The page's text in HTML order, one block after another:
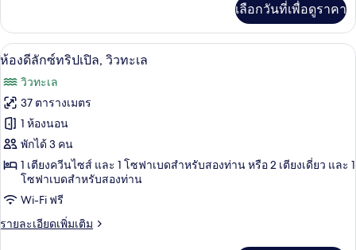
สำหรับ
พัก
เดี่ยว,
วิว
ทะเล
เกี่ยว
กับ
ห้อง
ลัก
ซ์
ดับเบิล
สำหรับ
พัก
เดี่ยว,
วิว
ทะเล
เลือกวันที่เพื่อดูราคา
เปิด
ภาพถ่าย
ทั้งหมด
ของ
ห้อง
ดี
ลัก
1 ห้องนอน, เครื่องนอนระดับพรีเมียม,
3
ห้องดีลักซ์ทริปเปิล, วิวทะเล
วิวทะเล
37 ตารางเมตร
1 ห้องนอน
พักได้ 3 คน
1 เตียงควีนไซส์ และ 1 โซฟาเบดสำหรับสองท่าน หรือ 2 เตียงเดี่ยว และ 1
โซฟาเบดสำหรับสองท่าน
Wi-Fi ฟรี
รายละเอียดเพิ่มเติม
ราย